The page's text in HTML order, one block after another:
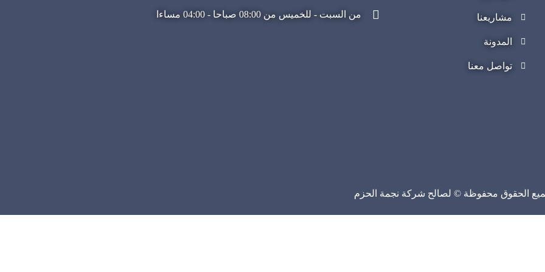
مشاريعنا
المدونة
تواصل معنا
من السبت - للخميس من 08:00 صباحا - 04:00 مساءا
الحقوق محفوظة © لصالح شركة نجمة الحزم